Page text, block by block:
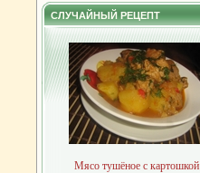
СЛУЧАЙНЫЙ РЕЦЕПТ
Мясо тушёное с картошкой